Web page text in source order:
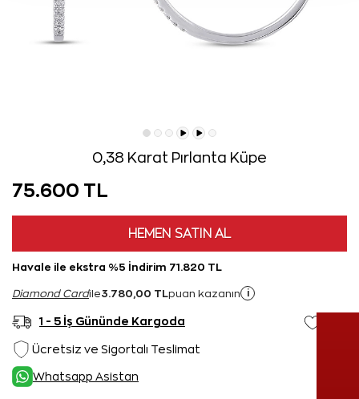
0,38 Karat Pırlanta Küpe
75.600 TL
HEMEN SATIN AL
Havale ile ekstra %5 İndirim 71.820 TL
Diamond Cardile3.780,00 TL puan kazanın i
1 - 5 İş Gününde Kargoda
Ücretsiz ve Sigortalı Teslimat
Whatsapp Asistan